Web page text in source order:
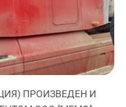
ПАЛЕСТИНУ
В ЧЕЧНЕ
АКТИВИСТОВ
И ПРОТЕСТЫ
ПРОИЗВЕДЕН И